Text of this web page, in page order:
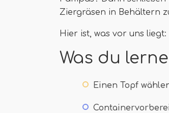
Ziergräsen in Behältern
Hier ist, was vor uns liegt:
Was du
Einen Topf